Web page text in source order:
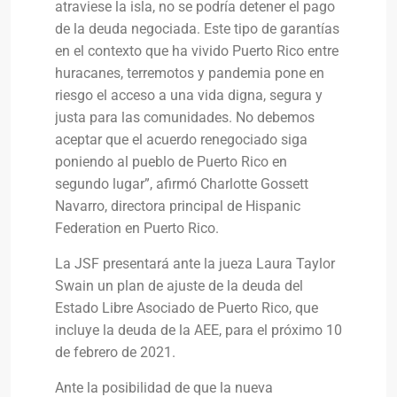
atraviese la isla, no se podría detener el pago
de la deuda negociada. Este tipo de garantías
en el contexto que ha vivido Puerto Rico entre
huracanes, terremotos y pandemia pone en
riesgo el acceso a una vida digna, segura y
justa para las comunidades. No debemos
aceptar que el acuerdo renegociado siga
poniendo al pueblo de Puerto Rico en
segundo lugar”, afirmó Charlotte Gossett
Navarro, directora principal de Hispanic
Federation en Puerto Rico.
La JSF presentará ante la jueza Laura Taylor
Swain un plan de ajuste de la deuda del
Estado Libre Asociado de Puerto Rico, que
incluye la deuda de la AEE, para el próximo 10
de febrero de 2021.
Ante la posibilidad de que la nueva